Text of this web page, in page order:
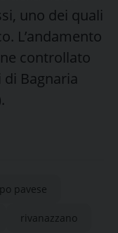
uno dei quali
L’andamento
controllato
Bagnaria
pavese
rivanazzano